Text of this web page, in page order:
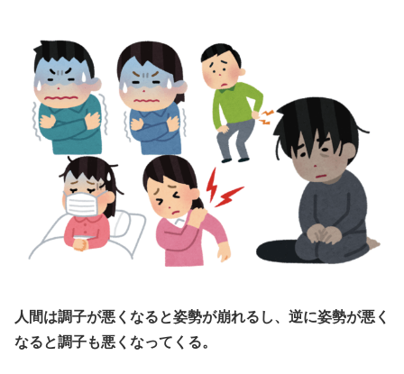
人間は調子が悪くなると姿勢が崩れるし、逆に姿勢が悪く
なると調子も悪くなってくる。